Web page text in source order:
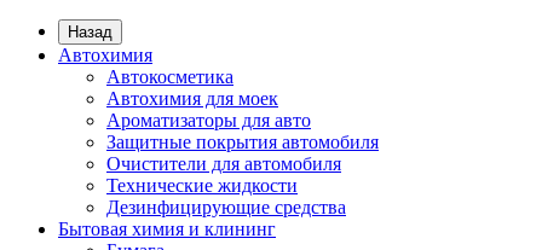
Назад
Автохимия
Автокосметика
Автохимия для моек
Ароматизаторы для авто
Защитные покрытия автомобиля
Очистители для автомобиля
Технические жидкости
Дезинфицирующие средства
Бытовая химия и клининг